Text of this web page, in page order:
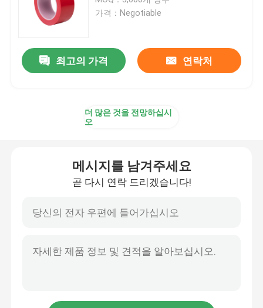
접착 테이프를 싸기
MOPP 테이프
보호막 롤
크라프트 지 대형롤
가격：Negotiable
최고의 가격 연락처
더 많은 것을 전망하십시
오
메시지를 남겨주세요
곧 다시 연락 드리겠습니다!